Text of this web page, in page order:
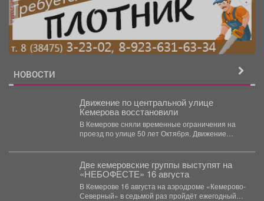
реклама
НОВОСТИ
Движение по центральной улице
Кемерова восстановили
В Кемерове сняли временные ограничения на
проезд по улице 50 лет Октября. Движение
Две кемеровские группы выступят на
«НЕБОФЕСТЕ» 16 августа
В Кемерове 16 августа на аэродроме «Кемерово-
Северный» в седьмой раз пройдёт ежегодный